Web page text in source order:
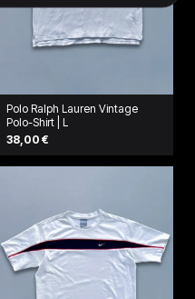
Polo Ralph Lauren Vintage
Polo-Shirt | L
38,00 €